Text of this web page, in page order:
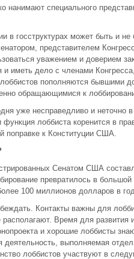
нанимают специального
в госструктурах может быть и не
представителем
уважением и доверием
и иметь дело с членами
пополняются бывшими
обращающимися к
уже несправедливо и неточно
лоббиста коренится в
поправке к Конституции США.
Сенатом США
превратилось в большой
100 миллионов долларов в
Контакты важны для
Время для развития
и хорошие лоббисты
деятельность, выполняемая
лоббистов участвуют в